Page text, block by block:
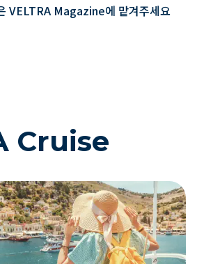
VELTRA Magazine에 맡겨주세요
이드｜비용·준비
MSC 벨리시
Cruise